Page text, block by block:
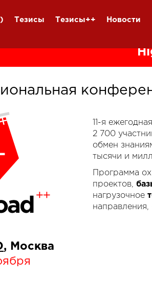
Тезисы Тезисы++ Новости
, Москва
11-я
2 700
обмен
тысячи и
Программа
проектов,
нагрузочное